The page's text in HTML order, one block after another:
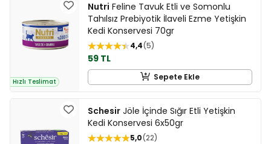
Hızlı Teslimat
Nutri Feline Tavuk Etli ve Somonlu
Tahılsız Prebiyotik İlaveli Ezme Yetişkin
Kedi Konservesi 70gr
4,4 5
59 TL
Sepete Ekle
Schesir Jöle İçinde Sığır Etli Yetişkin
Kedi Konservesi 6x50gr
5,0 22